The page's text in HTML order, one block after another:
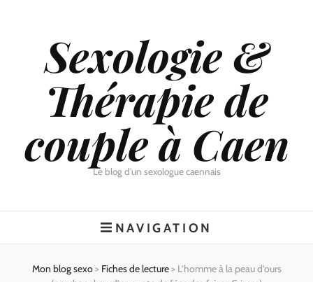
Sexologie &
Thérapie de
couple à Caen
Le blog d'un sexologue caennais
NAVIGATION
Mon blog sexo> Fiches de lecture> L’homme à la peau d’ours